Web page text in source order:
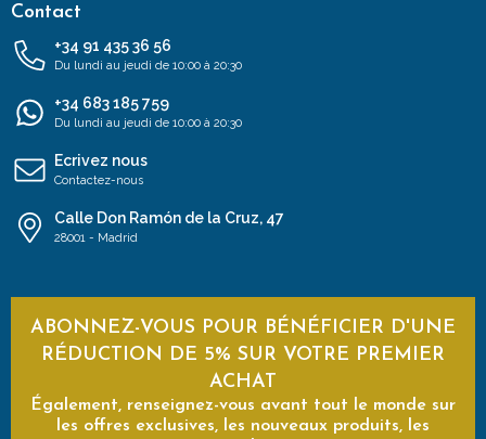
Contact
+34 91 435 36 56
Du lundi au jeudi de 10:00 à 20:30
+34 683 185 759
Du lundi au jeudi de 10:00 à 20:30
Ecrivez nous
Contactez-nous
Calle Don Ramón de la Cruz, 47
28001 - Madrid
ABONNEZ-VOUS POUR BÉNÉFICIER D'UNE
RÉDUCTION DE 5% SUR VOTRE PREMIER
ACHAT
Également, renseignez-vous avant tout le monde sur
les offres exclusives, les nouveaux produits, les